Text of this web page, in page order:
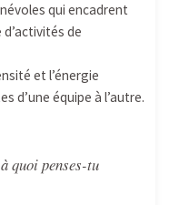
qui encadrent
de
et l’énergie
d’une équipe à l’autre.
quoi penses-tu